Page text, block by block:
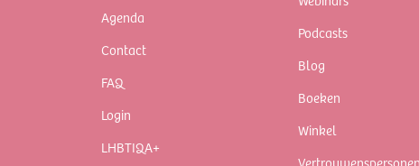
Agenda
Contact
FAQ
Login
LHBTIQA+
Podcasts
Blog
Boeken
Winkel